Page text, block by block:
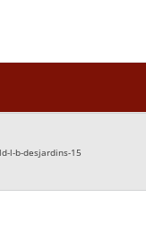
l-b-desjardins-15